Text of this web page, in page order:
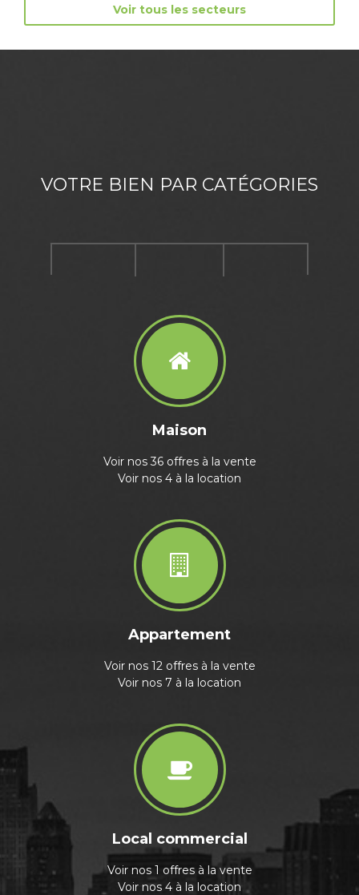
Voir tous les secteurs
VOTRE BIEN PAR CATÉGORIES
Maison
Voir nos 36 offres à la vente
Voir nos 4 à la location
Appartement
Voir nos 12 offres à la vente
Voir nos 7 à la location
Local commercial
Voir nos 1 offres à la vente
Voir nos 4 à la location